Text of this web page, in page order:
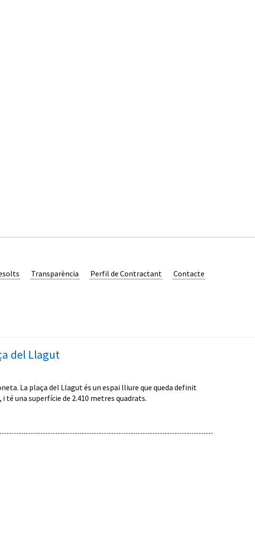
Transparència Perfil de Contractant Contacte
del Llagut
La plaça del Llagut és un espai lliure que queda definit
té una superfície de 2.410 metres quadrats.